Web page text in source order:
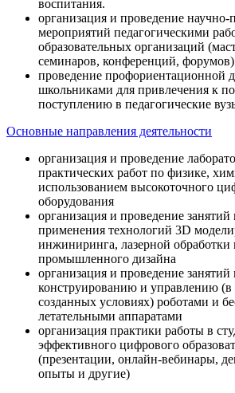
воспитания.
организация и проведение научно-
мероприятий педагогическими
образовательных организаций
семинаров, конференций, форумов)
проведение профориентационной
школьниками для привлечения к
поступлению в педагогические
Основные направления деятельности
организация и проведение
практических работ по физике,
использованием высокоточного
оборудования
организация и проведение занятий
применения технологий 3D
инжиниринга, лазерной обработки
промышленного дизайна
организация и проведение
конструированию и управлению (в
созданных условиях) роботами и
летательными аппаратами
организация практики работы в
эффективного цифрового
(презентации, онлайн-вебинары,
опыты и другие)